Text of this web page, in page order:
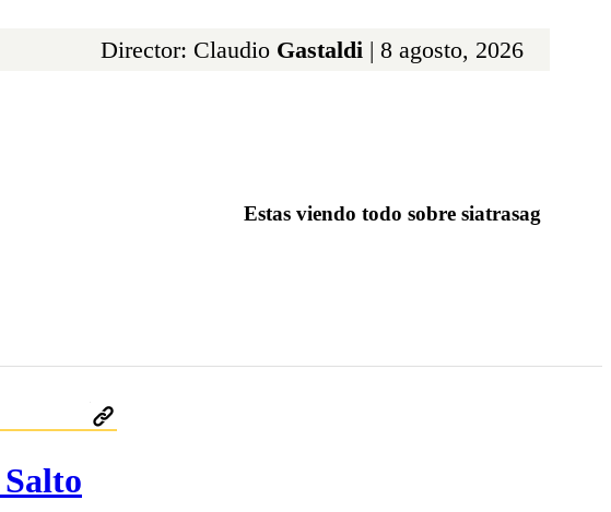
Director: Claudio Gastaldi | 8 agosto, 2026
Estas viendo todo sobre siatrasag